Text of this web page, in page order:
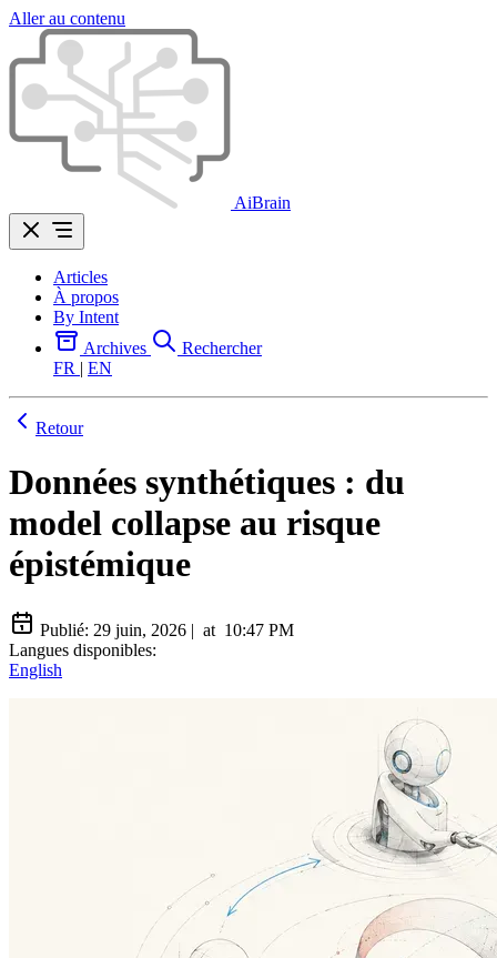
Aller au contenu
AiBrain
Articles
À propos
By Intent
Archives
Rechercher
FR | EN
Retour
Données synthétiques : du
model collapse au risque
épistémique
Publié: 29 juin, 2026 | at 10:47 PM
Langues disponibles:
English